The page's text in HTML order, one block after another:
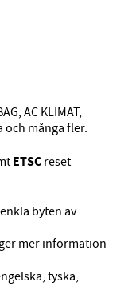
AC KLIMAT,
många fler.
ETSC reset
byten av
mer information
tyska,